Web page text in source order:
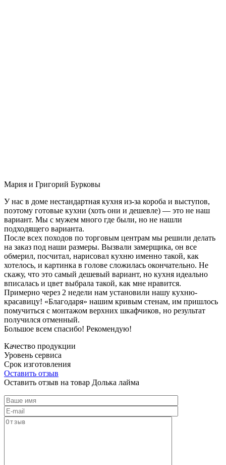
Мария и Григорий Бурковы
У нас в доме нестандартная кухня из-за короба и выступов,
поэтому готовые кухни (хоть они и дешевле) — это не наш
вариант. Мы с мужем много где были, но не нашли
подходящего варианта.
После всех походов по торговым центрам мы решили делать
на заказ под наши размеры. Вызвали замерщика, он все
обмерил, посчитал, нарисовал кухню именно такой, как
хотелось, и картинка в голове сложилась окончательно. Не
скажу, что это самый дешевый вариант, но кухня идеально
вписалась и цвет выбрала такой, как мне нравится.
Примерно через 2 недели нам установили нашу кухню-
красавицу! «Благодаря» нашим кривым стенам, им пришлось
помучиться с монтажом верхних шкафчиков, но результат
получился отменный.
Большое всем спасибо! Рекомендую!
Качество продукции
Уровень сервиса
Срок изготовления
Оставить отзыв
Оставить отзыв на товар Долька лайма